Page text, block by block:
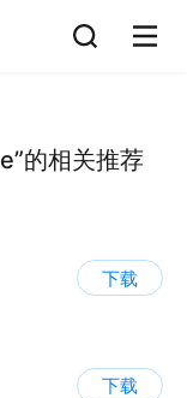
的相关推荐
下载
下载